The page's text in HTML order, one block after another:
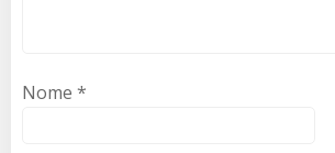
Nome *